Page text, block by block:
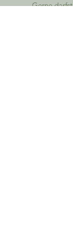
Gerne